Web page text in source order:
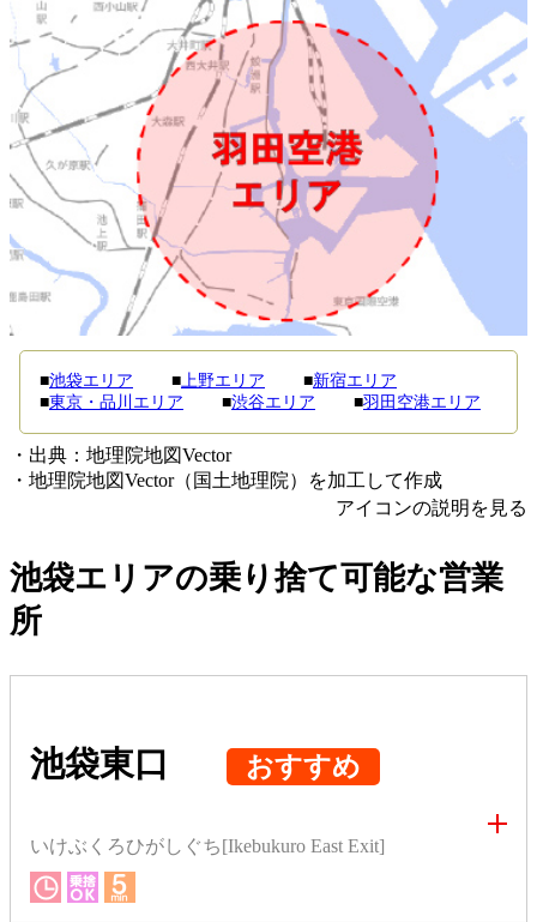
■池袋エリア ■上野エリア ■新宿エリア
■東京・品川エリア ■渋谷エリア ■羽田空港エリア
・出典：地理院地図Vector
・地理院地図Vector（国土地理院）を加工して作成
アイコンの説明を見る
池袋エリアの乗り捨て可能な営業
所
池袋東口 おすすめ
いけぶくろひがしぐち[Ikebukuro East Exit]